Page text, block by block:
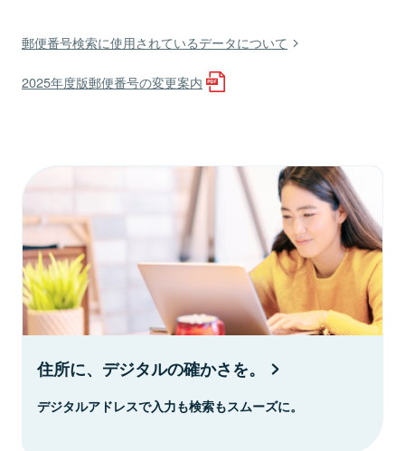
郵便番号検索に使用されているデータについて
2025年度版郵便番号の変更案内
住所に、デジタルの確かさを。
デジタルアドレスで入力も検索もスムーズに。